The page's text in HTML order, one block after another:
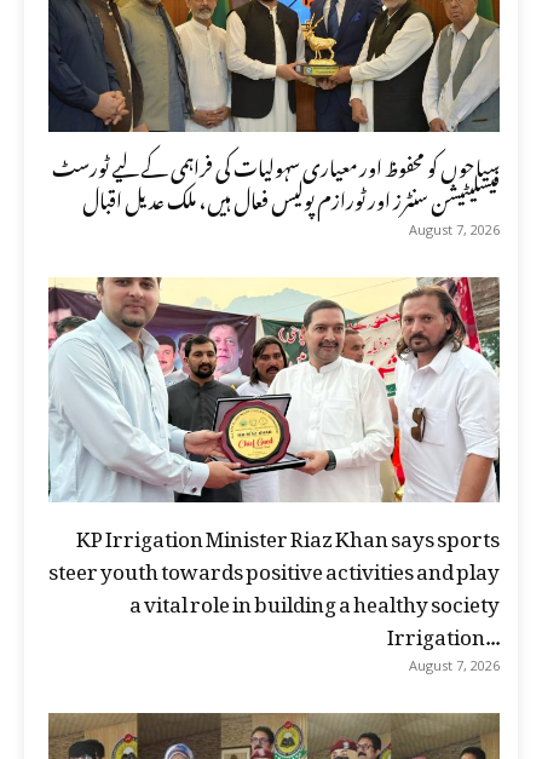
سیاحوں کو محفوظ اور معیاری سہولیات کی فراہمی کے لیے ٹورسٹ
فیسلیٹیشن سنٹرز اور ٹورازم پولیس فعال ہیں، ملک عدیل اقبال
August 7, 2026
KP Irrigation Minister Riaz Khan says sports
steer youth towards positive activities and play
a vital role in building a healthy society
Irrigation...
August 7, 2026